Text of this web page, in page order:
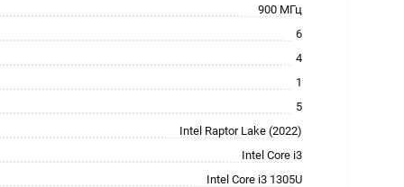
900 МГц
6
4
1
5
Intel Raptor Lake (2022)
Intel Core i3
Intel Core i3 1305U